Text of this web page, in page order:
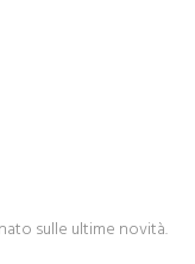
sulle ultime novità.